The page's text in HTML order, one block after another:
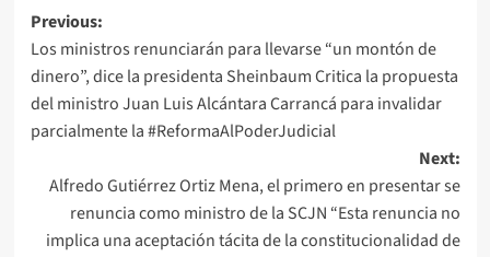
Post
navigation
Previous:
Los ministros renunciarán para llevarse “un montón de
dinero”, dice la presidenta Sheinbaum Critica la propuesta
del ministro Juan Luis Alcántara Carrancá para invalidar
parcialmente la #ReformaAlPoderJudicial
Next:
Alfredo Gutiérrez Ortiz Mena, el primero en presentar se
renuncia como ministro de la SCJN “Esta renuncia no
implica una aceptación tácita de la constitucionalidad de